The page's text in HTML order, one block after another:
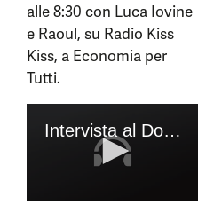
alle 8:30 con Luca Iovine
e Raoul, su Radio Kiss
Kiss, a Economia per
Tutti.